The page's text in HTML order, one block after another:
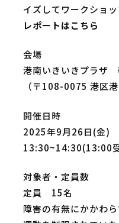
イズしてワークショ
レポートはこちら
会場
港南いきいきプラザ
（〒108-0075 港区
開催日時
2025年9月26日(金)
13:30~14:30(13:00
対象者・定員数
定員 15名
障害の有無にかかわら